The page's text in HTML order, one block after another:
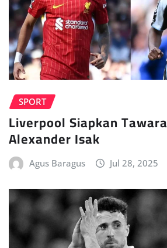
SPORT
Liverpool Siapkan
Alexander Isak
Agus Baragus Jul 28, 2025